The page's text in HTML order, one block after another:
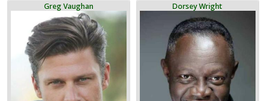
Greg Vaughan Dorsey Wright